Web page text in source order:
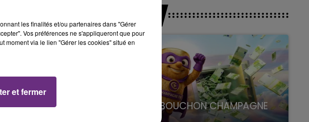
IN
JEUX
LE SUPER BOUCHON CHAMPAGNE
les finalités et/ou partenaires dans "Gérer
Vos préférences ne s'appliqueront que pour
moment via le lien "Gérer les cookies" situé en
et fermer